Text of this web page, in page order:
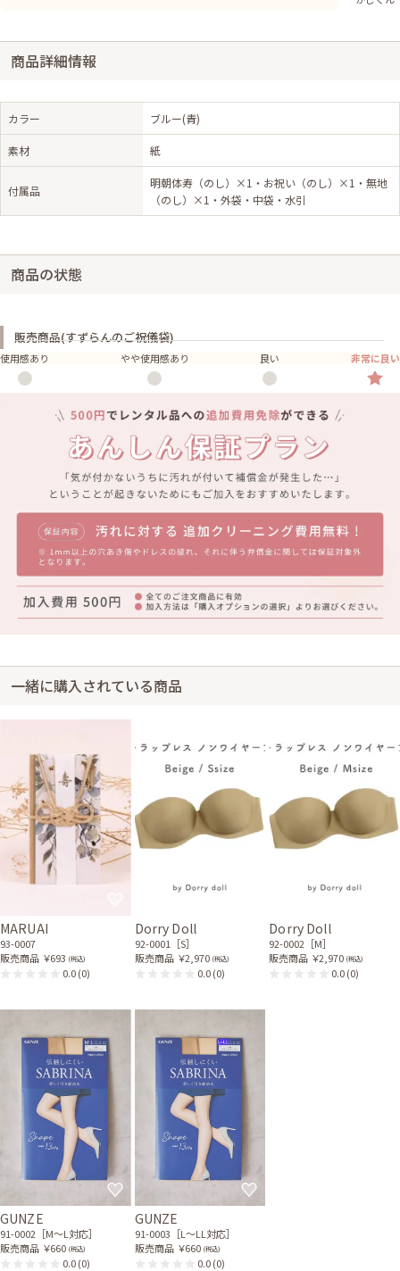
商品詳細情報
カラー ブルー(青)
素材 紙
付属品
明朝体寿（のし）×1・お祝い（のし）×1・無地
（のし）×1・外袋・中袋・水引
商品の状態
販売商品(すずらんのご祝儀袋)
使用感あり やや使用感あり 良い 非常に良い
一緒に購入されている商品
MARUAI
93-0007
販売商品 ￥693 (税込)
0.0(0)
Dorry Doll
92-0001［S］
販売商品 ￥2,970 (税込)
0.0(0)
Dorry Doll
92-0002［M］
販売商品 ￥2,970 (税込)
0.0(0)
GUNZE
91-0002［M〜L対応］
販売商品 ￥660 (税込)
0.0(0)
GUNZE
91-0003［L〜LL対応］
販売商品 ￥660 (税込)
0.0(0)